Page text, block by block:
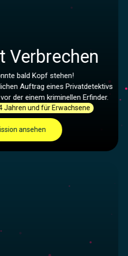
Verbrechen
bald Kopf stehen!
Auftrag eines Privatdetektivs
der einem kriminellen Erfinder.
Jahren und für Erwachsene
ansehen